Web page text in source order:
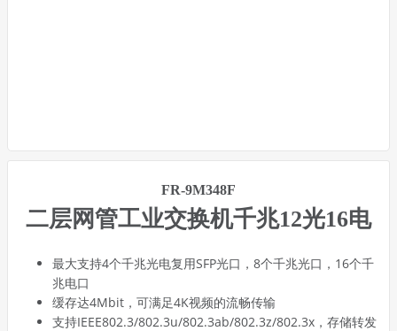
FR-9M348F
二层网管工业交换机千兆12光16电
最大支持4个千兆光电复用SFP光口，8个千兆光口，16个千
兆电口
缓存达4Mbit，可满足4K视频的流畅传输
支持IEEE802.3/802.3u/802.3ab/802.3z/802.3x，存储转发